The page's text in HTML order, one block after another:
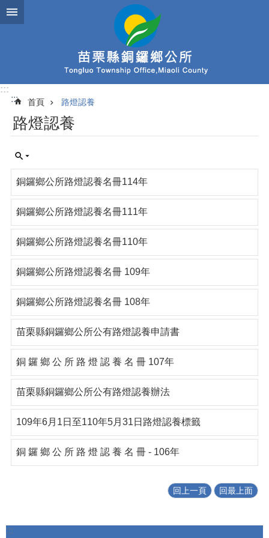
跳到主要內容區塊
:::
:::
首頁 路燈認養
路燈認養
銅鑼鄉公所路燈認養名冊114年
銅鑼鄉公所路燈認養名冊111年
銅鑼鄉公所路燈認養名冊110年
銅鑼鄉公所路燈認養名冊 109年
銅鑼鄉公所路燈認養名冊 108年
苗栗縣銅鑼鄉公所公有路燈認養申請書
銅 鑼 鄉 公 所 路 燈 認 養 名 冊 107年
苗栗縣銅鑼鄉公所公有路燈認養辦法
109年6月1日至110年5月31日路燈認養標籤
銅 鑼 鄉 公 所 路 燈 認 養 名 冊 - 106年
回上一頁 回最上面
:::